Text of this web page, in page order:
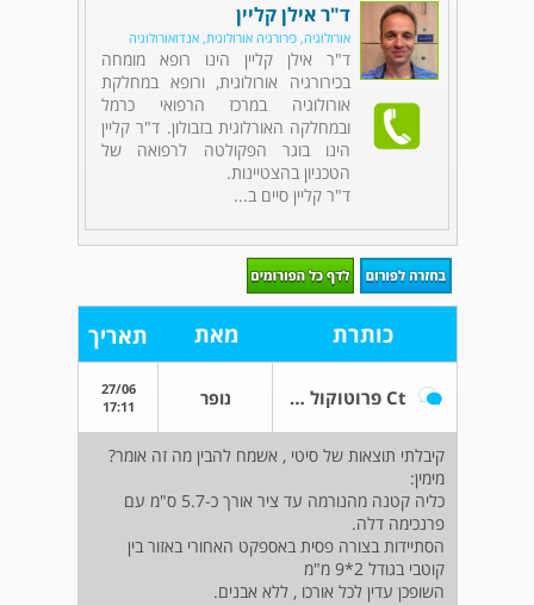
ד"ר אילן קליין
אורולוגיה, כירורגיה אורולוגית, אנדואורולוגיה
ד"ר אילן קליין הינו רופא מומחה
בכירורגיה אורולוגית, ורופא במחלקת
אורולוגיה במרכז הרפואי כרמל
ובמחלקה האורלוגית בזבולון. ד"ר קליין
הינו בוגר הפקולטה לרפואה של
הטכניון בהצטיינות.
ד"ר קליין סיים ב...
כותרת מאת תאריך
Ct פרוטוקול אבנים נופר
27/06
17:11
קיבלתי תוצאות של סיטי , אשמח להבין מה זה אומר?
מימין:
כליה קטנה מהנורמה עד ציר אורך כ-5.7 ס"מ עם
פרנכימה דלה.
הסתיידות בצורה פסית באספקט האחורי באזור בין
קוטבי בגודל 2*9 מ"מ
השופכן עדין לכל אורכו , ללא אבנים.